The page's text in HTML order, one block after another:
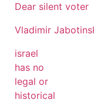
Dear silent voter
Vladimir
israel
has no
legal or
historical